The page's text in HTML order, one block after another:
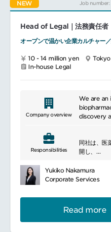
データ、デ
ルな働き方
プライアン
ならびにそ
スチーム内
約管理シス
IPO準備・
IPO準備に
支援
コンプライ
訴訟、仲裁
メンバーの
分の最適化
NEW Job
Head of Legal｜法務責任者
オープンで温かい企業カルチャー
10 - 14 million yen Tokyo
In-house Legal
Company overview
We are an
discovery
across
committed
disease
in
Responsibilities
同社は、医
開し、
創出と医薬
なバイオ医
■ポジショ
日本国内の
の作成・レ
じて、事業
Yukiko Nakamura
Corporate Services
Read more